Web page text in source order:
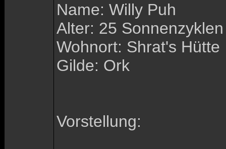
Name: Willy Puh
Alter: 25 Sonnenzyklen
Wohnort: Shrat's Hütte
Gilde: Ork
Vorstellung: